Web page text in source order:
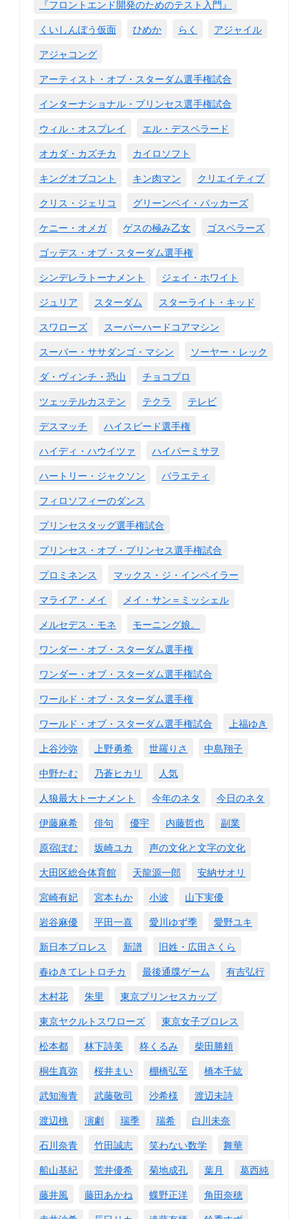
『フロントエンド開発のためのテスト入門』
くいしんぼう仮面
ひめか らく
アジャイル
アジャコング
アーティスト・オブ・スターダム選手権試合
インターナショナル・プリンセス選手権試合
ウィル・オスプレイ
エル・デスペラード
オカダ・カズチカ
カイロソフト
キングオブコント
キン肉マン
クリエイティブ
クリス・ジェリコ
グリーンベイ・パッカーズ
ケニー・オメガ
ゲスの極み乙女
ゴスペラーズ
ゴッデス・オブ・スターダム選手権
シンデレラトーナメント
ジェイ・ホワイト
ジュリア
スターダム
スターライト・キッド
スワローズ
スーパーハードコアマシン
スーパー・ササダンゴ・マシン
ソーヤー・レック
ダ・ヴィンチ・恐山
チョコプロ
ツェッテルカステン
テクラ
テレビ
デスマッチ
ハイスピード選手権
ハイディ・ハウイツァ
ハイパーミサヲ
ハートリー・ジャクソン
バラエティ
フィロソフィーのダンス
プリンセスタッグ選手権試合
プリンセス・オブ・プリンセス選手権試合
プロミネンス
マックス・ジ・インペイラー
マライア・メイ
メイ・サン＝ミッシェル
メルセデス・モネ
モーニング娘。
ワンダー・オブ・スターダム選手権
ワンダー・オブ・スターダム選手権試合
ワールド・オブ・スターダム選手権
ワールド・オブ・スターダム選手権試合
上福ゆき
上谷沙弥
上野勇希 世羅りさ
中島翔子
中野たむ
乃蒼ヒカリ
人気
人狼最大トーナメント
今年のネタ
今日のネタ
伊藤麻希
俳句 優宇 内藤哲也
副業
原宿ぽむ
坂崎ユカ
声の文化と文字の文化
大田区総合体育館
天龍源一郎
安納サオリ
宮崎有妃
宮本もか 小波
山下実優
岩谷麻優
平田一喜 愛川ゆず季
愛野ユキ
新日本プロレス
新譜
旧姓・広田さくら
春ゆきてレトロチカ
最後通牒ゲーム
有吉弘行
木村花
朱里
東京プリンセスカップ
東京ヤクルトスワローズ
東京女子プロレス
松本都
林下詩美 柊くるみ
柴田勝頼
桐生真弥
桜井まい 棚橋弘至
橋本千紘
武知海青
武藤敬司 沙希様
渡辺未詩
渡辺桃
演劇 瑞季 瑞希
白川未奈
石川奈青
竹田誠志 笑わない数学
舞華
船山基紀
荒井優希 菊地成孔 葉月
葛西純
藤井風
藤田あかね 蝶野正洋
角田奈穂